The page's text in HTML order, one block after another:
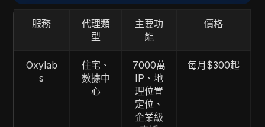
服務
代理類
型
主要功
能
價格
Oxylab
s
住宅、
數據中
心
7000萬
IP、地
理位置
定位、
企業級
每月$300起